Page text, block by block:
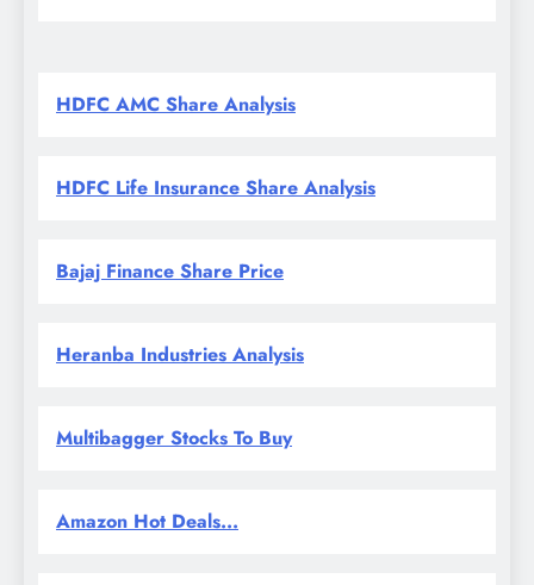
HDFC AMC Share Analysis
HDFC Life Insurance Share Analysis
Bajaj Finance Share Price
Heranba Industries Analysis
Multibagger Stocks To Buy
Amazon Hot Deals...